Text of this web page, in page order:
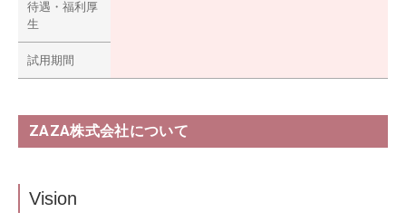
待遇・福利厚
生
試用期間
ZAZA株式会社について
Vision